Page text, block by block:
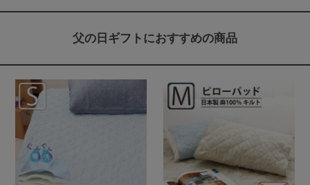
父の日ギフトにおすすめの商品